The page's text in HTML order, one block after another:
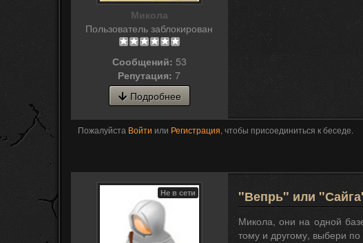
Микола
Пользователь заблокирован
Сообщений: 53
Репутация: 7
Подробнее
Пожалуйста Войти или Регистрация, чтобы присоединиться к беседе.
Не в сети "Вепрь" или
Микола, они на одной
тому и другому, выбери